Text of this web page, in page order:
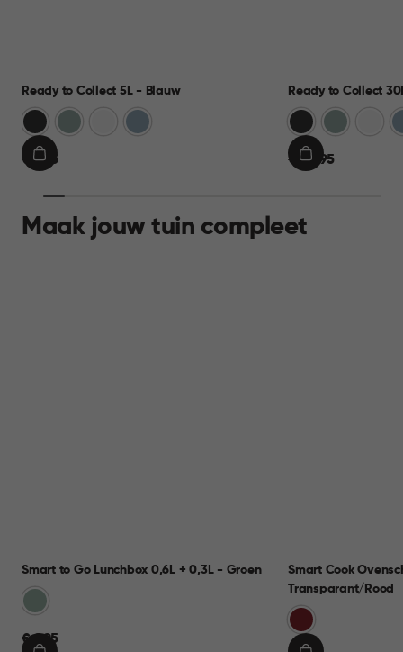
Ready to Collect 5L - Blauw
Donkergrijs
Groen Blauw
€€ 9,95
IN
Ready to Collect
Donkergrijs
Groen
€€ 24,95
IN
Maak jouw tuin compleet
Smart to Go Lunchbox 0,6L + 0,3L - Groen
Groen
€
€ 9,95
Smart Cook
Transparant/Rood
Rood